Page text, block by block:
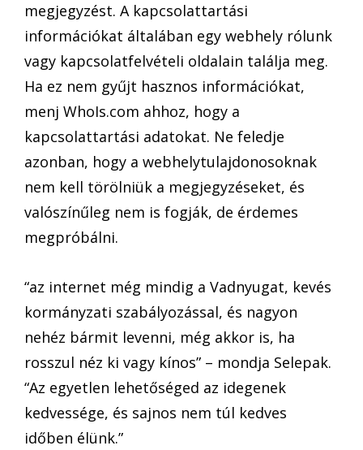
megjegyzést. A kapcsolattartási
információkat általában egy webhely rólunk
vagy kapcsolatfelvételi oldalain találja meg.
Ha ez nem gyűjt hasznos információkat,
menj WhoIs.com ahhoz, hogy a
kapcsolattartási adatokat. Ne feledje
azonban, hogy a webhelytulajdonosoknak
nem kell törölniük a megjegyzéseket, és
valószínűleg nem is fogják, de érdemes
megpróbálni.
“az internet még mindig a Vadnyugat, kevés
kormányzati szabályozással, és nagyon
nehéz bármit levenni, még akkor is, ha
rosszul néz ki vagy kínos” – mondja Selepak.
“Az egyetlen lehetőséged az idegenek
kedvessége, és sajnos nem túl kedves
időben élünk.”